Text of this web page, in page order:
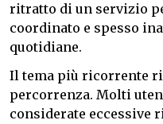
ritratto di un servizio
coordinato e spesso
quotidiane.
Il tema più ricorrente
percorrenza. Molti
considerate eccessive